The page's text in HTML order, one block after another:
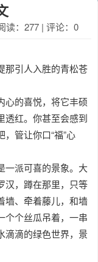
读：277 | 评论：0
那引人入胜的青松苍
心的喜悦，将它丰硕
透红。你甚至会感到
管让你口“福”心
一派可喜的景象。大
汉，蹲在那里，只等
墙、牵着藤儿，和墙
个个丝瓜吊着，一串
滴滴的绿色世界，景